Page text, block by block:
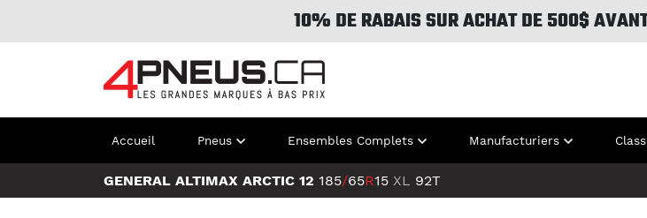
10% DE RABAIS SUR ACHAT DE 500$
Accueil Pneus Ensembles Complets Manufacturiers
GENERAL ALTIMAX ARCTIC 12 185/65R15 XL 92T